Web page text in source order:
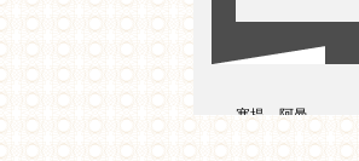
塞提，阿曼
桑布拉尼，蔡坦尼亚
森，迦琪